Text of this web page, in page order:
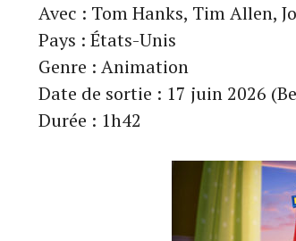
Avec : Tom Hanks, Tim Allen,
Pays : États-Unis
Genre : Animation
Date de sortie : 17 juin 2026
Durée : 1h42